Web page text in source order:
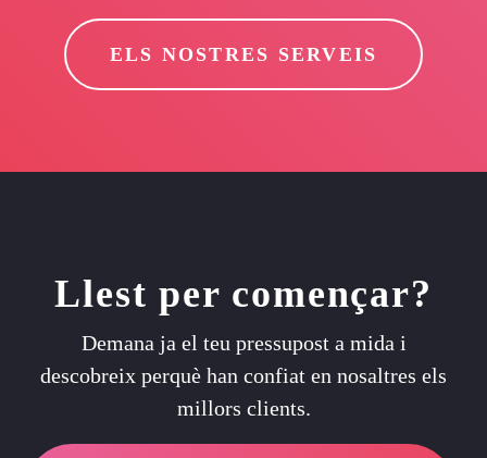
ELS NOSTRES SERVEIS
Llest per començar?
Demana ja el teu pressupost a mida i
descobreix perquè han confiat en nosaltres els
millors clients.